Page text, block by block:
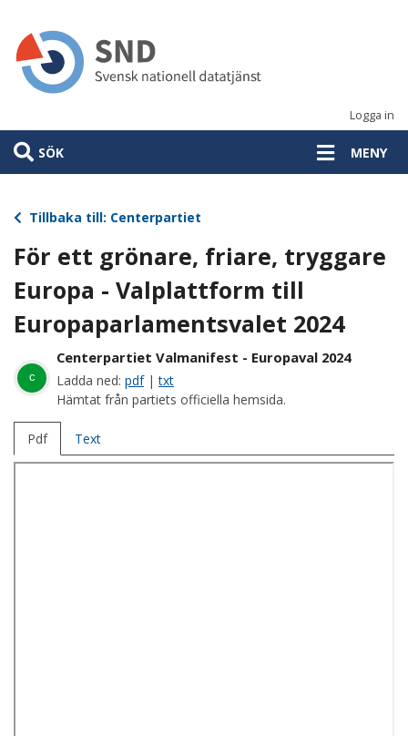
huvudinnehåll
Logga in
SÖK MENY
Tillbaka till: Centerpartiet
För ett grönare, friare, tryggare
Europa - Valplattform till
Europaparlamentsvalet 2024
c
Centerpartiet Valmanifest - Europaval 2024
Ladda ned: pdf|txt
Hämtat från partiets officiella hemsida.
Pdf Text